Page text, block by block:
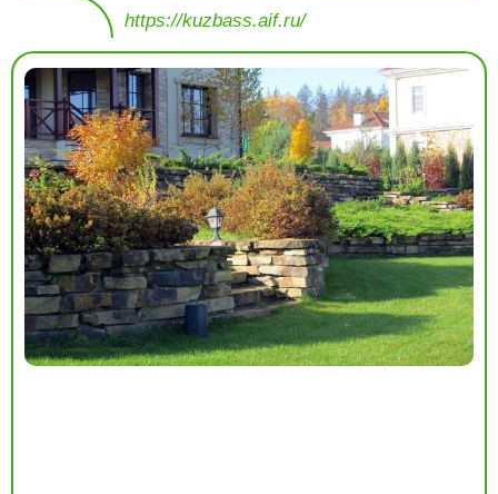
https://kuzbass.aif.ru/